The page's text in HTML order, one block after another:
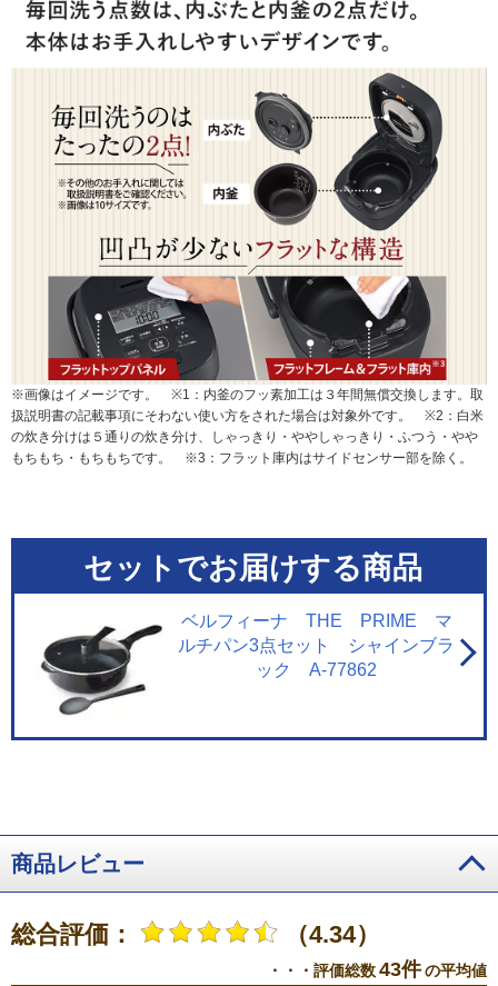
※画像はイメージです。
※1：内釜のフッ素加工は３年間無償交換します。取
扱説明書の記載事項にそわない使い方をされた場合は対象外です。
※2：白米
の炊き分けは５通りの炊き分け、しゃっきり・ややしゃっきり・ふつう・やや
もちもち・もちもちです。
※3：フラット庫内はサイドセンサー部を除く。
セットでお届けする商品
ベルフィーナ THE PRIME マ
ルチパン3点セット シャインブラ
ック A-77862
商品レビュー
総合評価： （4.34）
・・・評価総数43件の平均値